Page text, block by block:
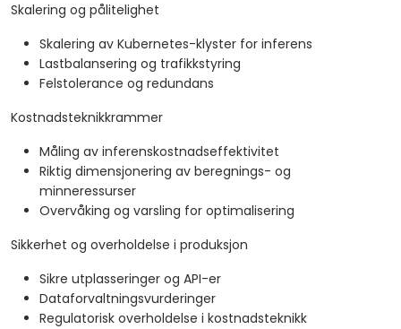
Skalering og pålitelighet
Skalering av Kubernetes-klyster for inferens
Lastbalansering og trafikkstyring
Felstolerance og redundans
Kostnadsteknikkrammer
Måling av inferenskostnadseffektivitet
Riktig dimensjonering av beregnings- og
minneressurser
Overvåking og varsling for optimalisering
Sikkerhet og overholdelse i produksjon
Sikre utplasseringer og API-er
Dataforvaltningsvurderinger
Regulatorisk overholdelse i kostnadsteknikk